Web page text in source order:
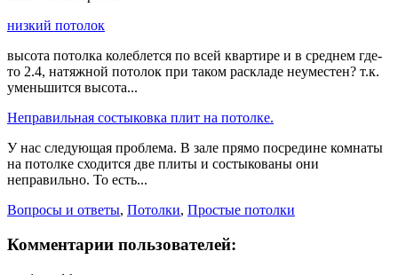
низкий потолок
высота потолка колеблется по всей квартире и в среднем где-
то 2.4, натяжной потолок при таком раскладе неуместен? т.к.
уменьшится высота...
Неправильная состыковка плит на потолке.
У нас следующая проблема. В зале прямо посредине комнаты
на потолке сходится две плиты и состыкованы они
неправильно. То есть...
Вопросы и ответы, Потолки, Простые потолки
Комментарии пользователей: